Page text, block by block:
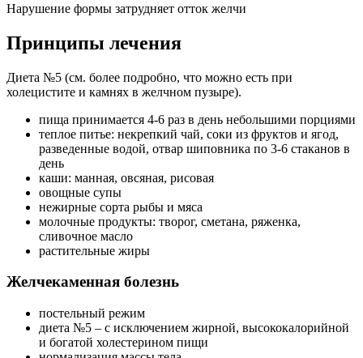
Нарушение формы затрудняет отток желчи
Принципы лечения
Диета №5 (см. более подробно, что можно есть при
холецистите и камнях в желчном пузыре).
пища принимается 4-6 раз в день небольшими порциями
теплое питье: некрепкий чай, соки из фруктов и ягод,
разведенные водой, отвар шиповника по 3-6 стаканов в
день
каши: манная, овсяная, рисовая
овощные супы
нежирные сорта рыбы и мяса
молочные продукты: творог, сметана, ряженка,
сливочное масло
растительные жиры
Желчекаменная болезнь
постельный режим
диета №5 – с исключением жирной, высококалорийной
и богатой холестерином пищи